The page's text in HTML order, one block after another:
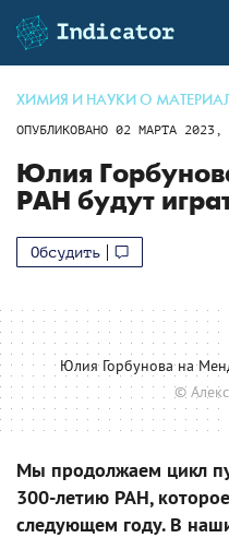
ХИМИЯ И НАУКИ О
ОПУБЛИКОВАНО 02 МАРТА 2023,
Юлия
РАН будут
Обсудить
Юлия Горбунова на
©
Мы продолжаем цикл
300-летию РАН,
следующем году. В